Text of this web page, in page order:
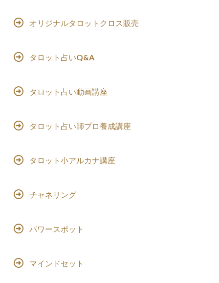
オリジナルタロットクロス販売
タロット占いQ&A
タロット占い動画講座
タロット占い師プロ養成講座
タロット小アルカナ講座
チャネリング
パワースポット
マインドセット